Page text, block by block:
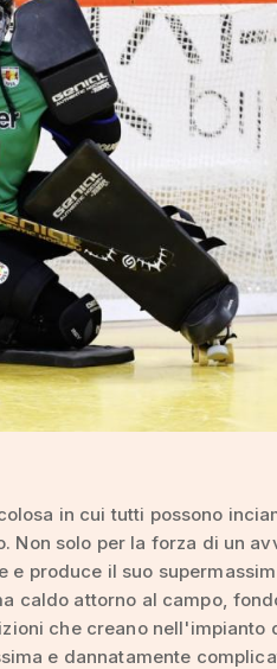
in cui tutti possono
Non solo per la forza di un
e produce il suo
caldo attorno al campo,
che creano nell'impianto
e dannatamente